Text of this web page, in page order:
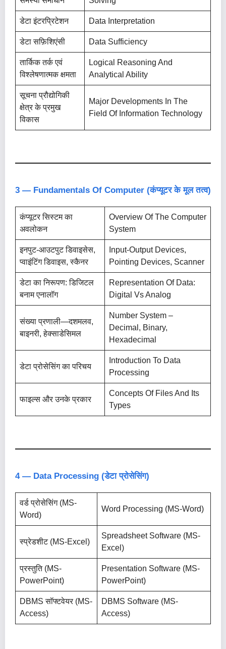
डेटा इंटरप्रिटेशन Data Interpretation
डेटा सफ़िशिएंसी Data Sufficiency
तार्किक तर्क एवं
विश्लेषणात्मक क्षमता
Logical Reasoning And
Analytical Ability
सूचना प्रौद्योगिकी
क्षेत्र के प्रमुख
विकास
Major Developments In The
Field Of Information Technology
3 — Fundamentals Of Computer (कंप्यूटर के मूल तत्व)
कंप्यूटर सिस्टम का
अवलोकन
Overview Of The Computer
System
इनपुट-आउटपुट डिवाइसेस,
प्वाइंटिंग डिवाइस, स्कैनर
Input-Output Devices,
Pointing Devices, Scanner
डेटा का निरूपण: डिजिटल
बनाम एनालॉग
Representation Of Data:
Digital Vs Analog
संख्या प्रणाली—दशमलव,
बाइनरी, हेक्साडेसिमल
Number System –
Decimal, Binary,
Hexadecimal
डेटा प्रोसेसिंग का परिचय
Introduction To Data
Processing
फाइल्स और उनके प्रकार
Concepts Of Files And Its
Types
4 — Data Processing (डेटा प्रोसेसिंग)
वर्ड प्रोसेसिंग (MS-
Word)
Word Processing (MS-Word)
स्प्रेडशीट (MS-Excel)
Spreadsheet Software (MS-
Excel)
प्रस्तुति (MS-
PowerPoint)
Presentation Software (MS-
PowerPoint)
DBMS सॉफ्टवेयर (MS-
Access)
DBMS Software (MS-
Access)